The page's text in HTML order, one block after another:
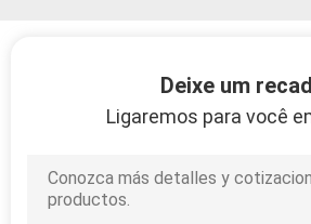
Deixe um
Ligaremos para você